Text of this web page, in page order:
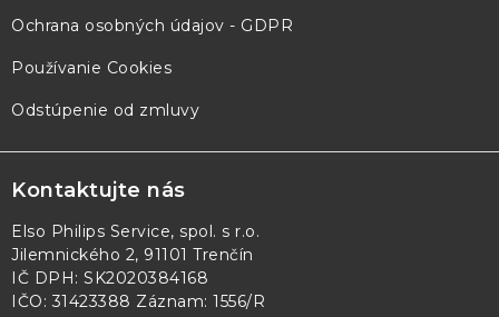
Ochrana osobných údajov - GDPR
Používanie Cookies
Odstúpenie od zmluvy
Kontaktujte nás
Elso Philips Service, spol. s r.o.
Jilemnického 2, 91101 Trenčín
IČ DPH: SK2020384168
IČO: 31423388 Záznam: 1556/R